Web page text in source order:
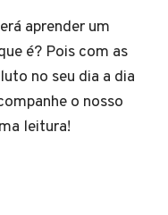
aprender um
é? Pois com as
no seu dia a dia
o nosso
leitura!